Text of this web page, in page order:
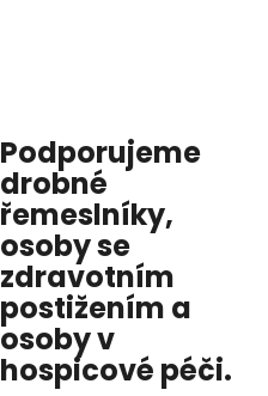
Podporujeme
drobné
řemeslníky,
osoby se
zdravotním
postižením a
osoby v
hospicové péči.